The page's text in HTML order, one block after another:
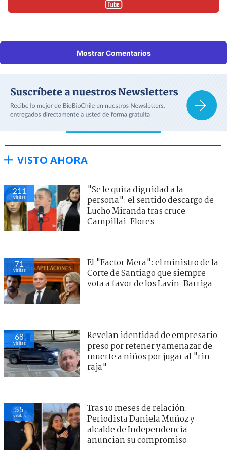
Mostrar Comentarios
VISTO AHORA
211
visitas
"Se le quita dignidad a la
persona": el sentido descargo de
Lucho Miranda tras cruce
Campillai-Flores
71
visitas
El "Factor Mera": el ministro de la
Corte de Santiago que siempre
vota a favor de los Lavín-Barriga
68
visitas
Revelan identidad de empresario
preso por retener y amenazar de
muerte a niños por jugar al "rin
raja"
55
visitas
Tras 10 meses de relación:
Periodista Daniela Muñoz y
alcalde de Independencia
anuncian su compromiso